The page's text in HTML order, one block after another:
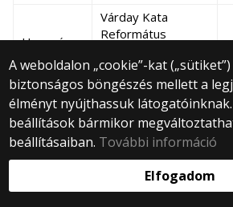
Hosszú
Orsolya
Várday Kata
Református
Gimnázium és
Kollégium
(Kisvárda)
Jámbori
Mihály
Leőwey Klára
Gimnázium (Pécs)
Levente
Piarista Gimnázium
(Budapest V.
A weboldalon „cookie”-kat
biztonságos böngészés mellett a
élményt nyújthassuk
beállítások bármikor
beállításaiban. További információ
Elfogadom